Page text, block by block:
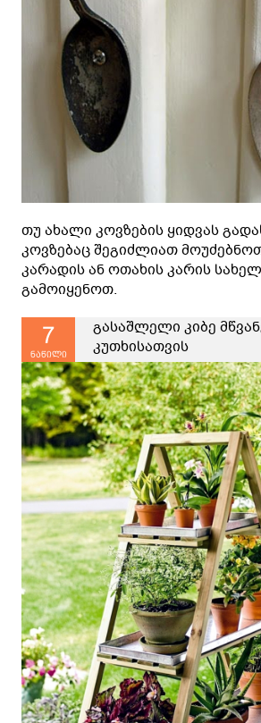
თუ ახალი კოვზების ყიდვას
კოვზებაც შეგიძლიათ
კარადის ან ოთახის კარის
გამოიყენოთ.
7
ნაწილი
გასაშლელი კიბე
კუთხისათვის